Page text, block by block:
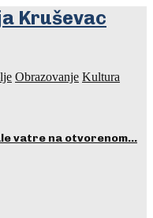
Obrazovanje Kultura
vatre na otvorenom…